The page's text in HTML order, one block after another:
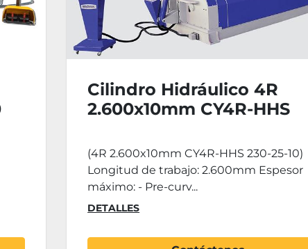
Cilindro Hidráulico 4R
3.100x30mm CY4R-HHS
(4R 3.100x30mm CY4R-HHS 430-30-35)
Longitud de trabajo: 3.100mm Estimador
máximo: - Pre-curvad...
DETALLES